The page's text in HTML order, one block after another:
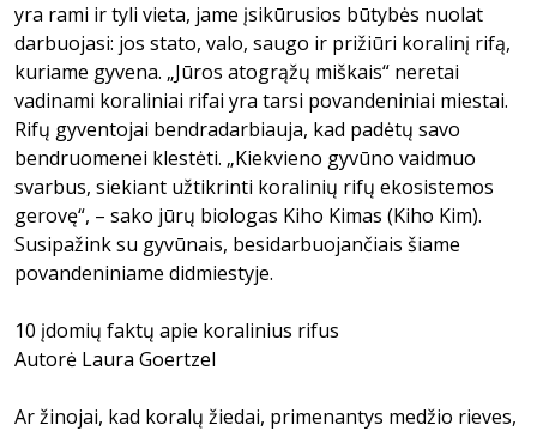
yra rami ir tyli vieta, jame įsikūrusios būtybės nuolat
darbuojasi: jos stato, valo, saugo ir prižiūri koralinį rifą,
kuriame gyvena. „Jūros atogrąžų miškais“ neretai
vadinami koraliniai rifai yra tarsi povandeniniai miestai.
Rifų gyventojai bendradarbiauja, kad padėtų savo
bendruomenei klestėti. „Kiekvieno gyvūno vaidmuo
svarbus, siekiant užtikrinti koralinių rifų ekosistemos
gerovę“, – sako jūrų biologas Kiho Kimas (Kiho Kim).
Susipažink su gyvūnais, besidarbuojančiais šiame
povandeniniame didmiestyje.
10 įdomių faktų apie koralinius rifus
Autorė Laura Goertzel
Ar žinojai, kad koralų žiedai, primenantys medžio rieves,